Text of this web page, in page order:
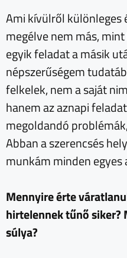
Ami kívülről
megélve nem más,
egyik feladat a másik
népszerűségem
felkelek, nem a saját
hanem az aznapi
megoldandó
Abban a szerencsés
munkám minden
Mennyire érte
hirtelennek tűnő
súlya?